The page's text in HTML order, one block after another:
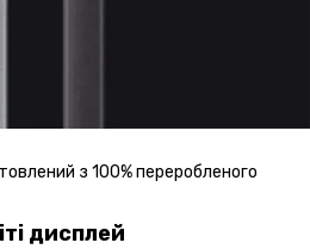
з 100% переробленого
дисплей